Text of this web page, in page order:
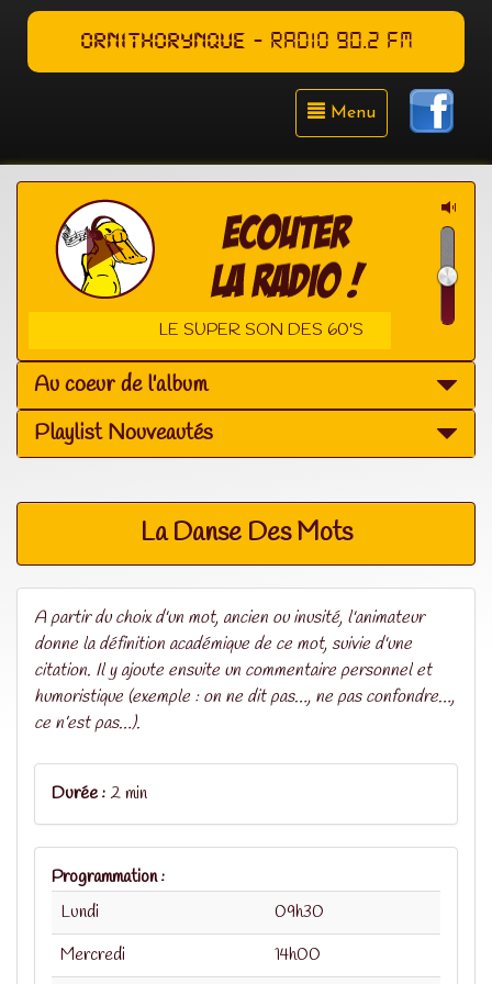
ORNITHORYNQUE - RADIO 90.2 FM
Menu
LE SUPER SON DES 60'S
Au coeur de l'album
Playlist Nouveautés
La Danse Des Mots
A partir du choix d'un mot, ancien ou inusité, l'animateur
donne la définition académique de ce mot, suivie d'une
citation. Il y ajoute ensuite un commentaire personnel et
humoristique (exemple : on ne dit pas…, ne pas confondre…,
ce n’est pas…).
Durée : 2 min
Programmation :
Lundi
09h30
Mercredi
14h00